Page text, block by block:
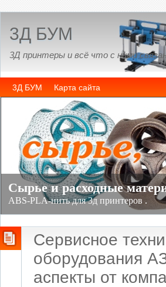
3Д БУМ
3Д принтеры и всё что с ними
3Д БУМ Карта сайта
Сервисное
оборудования
аспекты от